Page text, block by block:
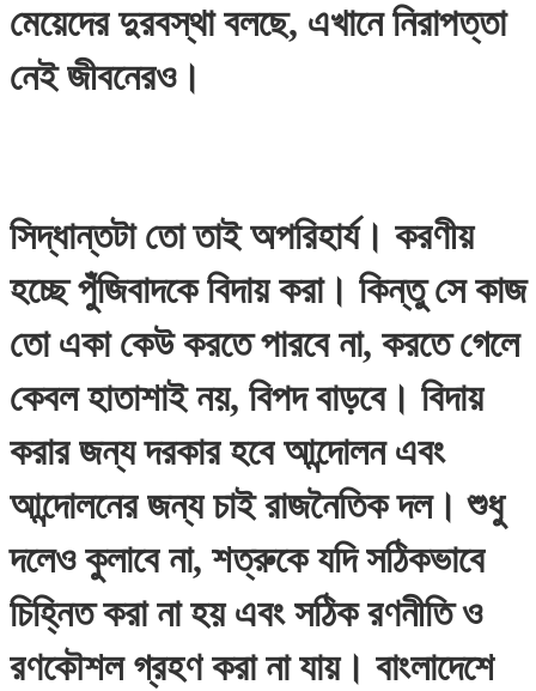
মেয়েদের দুরবস্থা বলছে, এখানে নিরাপত্তা
নেই জীবনেরও।
সিদ্ধান্তটা তো তাই অপরিহার্য। করণীয়
হচ্ছে পুঁজিবাদকে বিদায় করা। কিন্তু সে কাজ
তো একা কেউ করতে পারবে না, করতে গেলে
কেবল হাতাশাই নয়, বিপদ বাড়বে। বিদায়
করার জন্য দরকার হবে আন্দোলন এবং
আন্দোলনের জন্য চাই রাজনৈতিক দল। শুধু
দলেও কুলাবে না, শত্রুকে যদি সঠিকভাবে
চিহ্নিত করা না হয় এবং সঠিক রণনীতি ও
রণকৌশল গ্রহণ করা না যায়। বাংলাদেশে